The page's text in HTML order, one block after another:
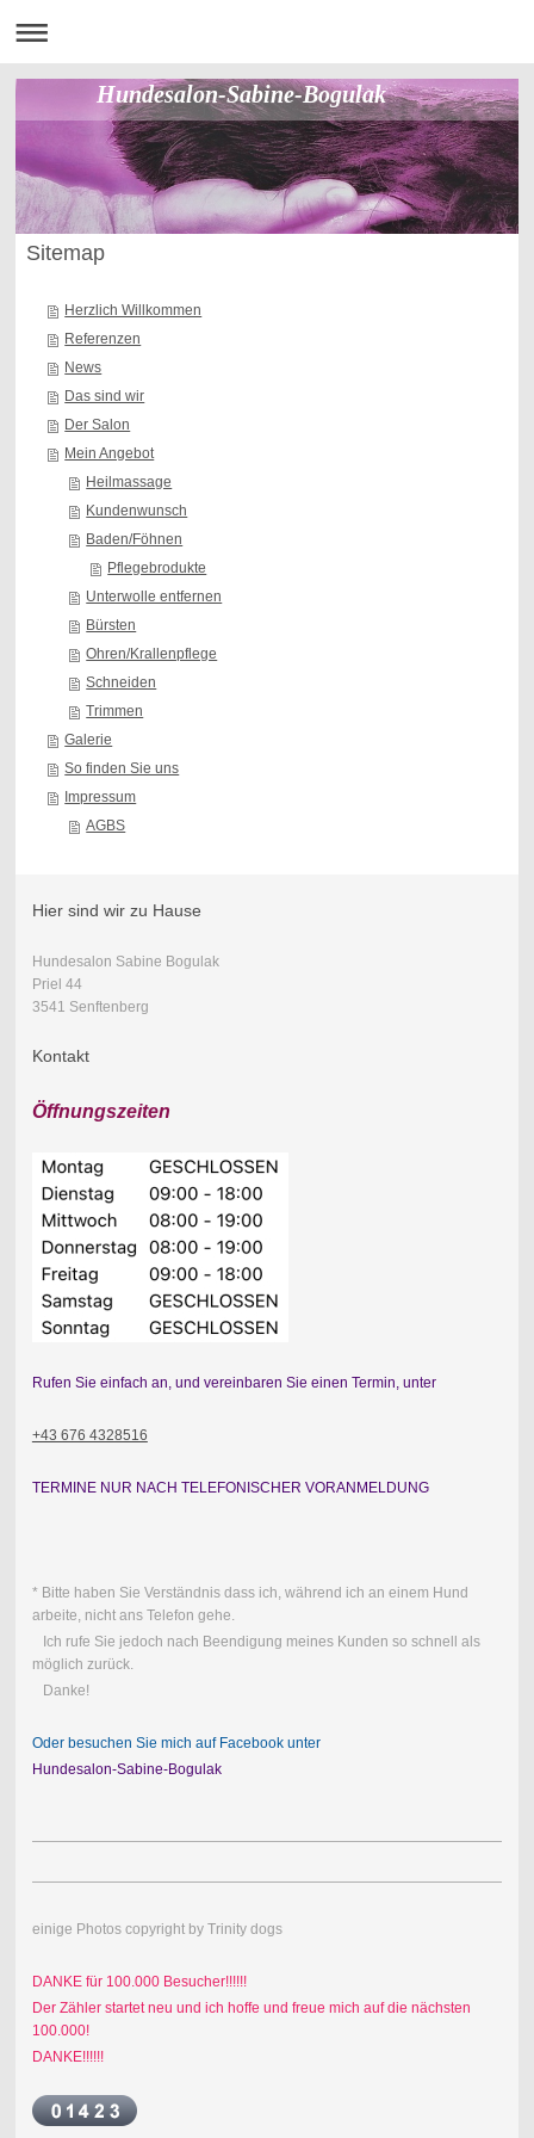
Hundesalon-Sabine-Bogulak
Sitemap
Herzlich Willkommen
Referenzen
News
Das sind wir
Der Salon
Mein Angebot
Heilmassage
Kundenwunsch
Baden/Föhnen
Pflegebrodukte
Unterwolle entfernen
Bürsten
Ohren/Krallenpflege
Schneiden
Trimmen
Galerie
So finden Sie uns
Impressum
AGBS
Hier sind wir zu Hause
Hundesalon Sabine Bogulak
Priel 44
3541 Senftenberg
Kontakt
Öffnungszeiten
Rufen Sie einfach an, und vereinbaren Sie einen Termin, unter
+43 676 4328516
TERMINE NUR NACH TELEFONISCHER VORANMELDUNG
* Bitte haben Sie Verständnis dass ich, während ich an einem Hund
arbeite, nicht ans Telefon gehe.
Ich rufe Sie jedoch nach Beendigung meines Kunden so schnell als
möglich zurück.
Danke!
Oder besuchen Sie mich auf Facebook unter
Hundesalon-Sabine-Bogulak
einige Photos copyright by Trinity dogs
DANKE für 100.000 Besucher!!!!!!
Der Zähler startet neu und ich hoffe und freue mich auf die nächsten
100.000!
DANKE!!!!!!